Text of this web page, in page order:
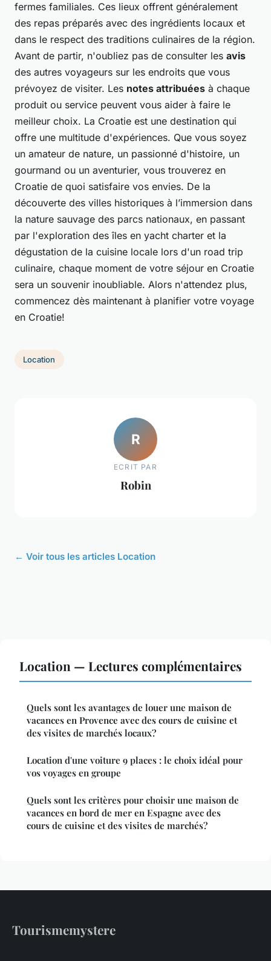
fermes familiales. Ces lieux offrent généralement
des repas préparés avec des ingrédients locaux et
dans le respect des traditions culinaires de la région.
Avant de partir, n'oubliez pas de consulter les avis
des autres voyageurs sur les endroits que vous
prévoyez de visiter. Les notes attribuées à chaque
produit ou service peuvent vous aider à faire le
meilleur choix. La Croatie est une destination qui
offre une multitude d'expériences. Que vous soyez
un amateur de nature, un passionné d'histoire, un
gourmand ou un aventurier, vous trouverez en
Croatie de quoi satisfaire vos envies. De la
découverte des villes historiques à l’immersion dans
la nature sauvage des parcs nationaux, en passant
par l'exploration des îles en yacht charter et la
dégustation de la cuisine locale lors d'un road trip
culinaire, chaque moment de votre séjour en Croatie
sera un souvenir inoubliable. Alors n'attendez plus,
commencez dès maintenant à planifier votre voyage
en Croatie!
Location
R
ECRIT PAR
Robin
← Voir tous les articles Location
Location — Lectures complémentaires
Quels sont les avantages de louer une maison de
vacances en Provence avec des cours de cuisine et
des visites de marchés locaux?
Location d'une voiture 9 places : le choix idéal pour
vos voyages en groupe
Quels sont les critères pour choisir une maison de
vacances en bord de mer en Espagne avec des
cours de cuisine et des visites de marchés?
Tourismemystere